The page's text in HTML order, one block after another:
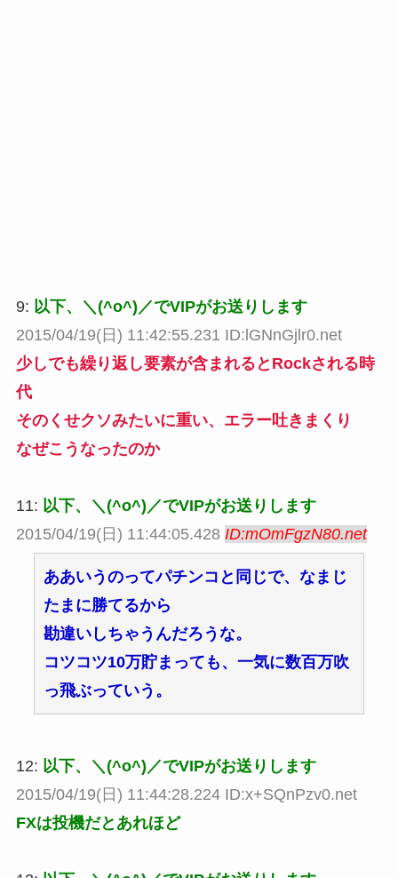
9: 以下、＼(^o^)／でVIPがお送りします
2015/04/19(日) 11:42:55.231 ID:lGNnGjlr0.net
少しでも繰り返し要素が含まれるとRockされる時
代
そのくせクソみたいに重い、エラー吐きまくり
なぜこうなったのか
11: 以下、＼(^o^)／でVIPがお送りします
2015/04/19(日) 11:44:05.428 ID:mOmFgzN80.net
ああいうのってパチンコと同じで、なまじ
たまに勝てるから
勘違いしちゃうんだろうな。
コツコツ10万貯まっても、一気に数百万吹
っ飛ぶっていう。
12: 以下、＼(^o^)／でVIPがお送りします
2015/04/19(日) 11:44:28.224 ID:x+SQnPzv0.net
FXは投機だとあれほど